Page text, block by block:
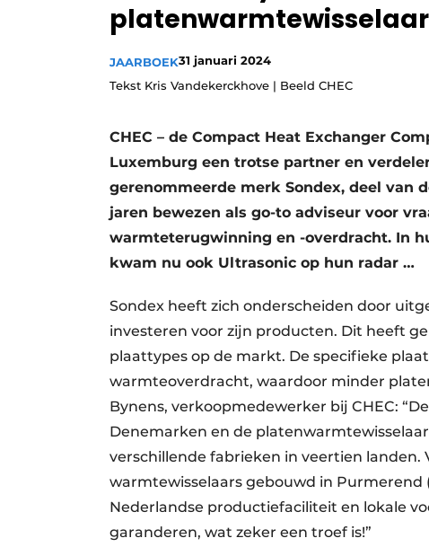
Vacature aanmelden
Video’s
JAARBOEK31 januari 2024
Tekst Kris Vandekerckhove | Beeld CHEC
CHEC – de Compact Heat Exchanger
Luxemburg een trotse partner en
gerenommeerde merk Sondex, deel van
jaren bewezen als go-to adviseur voor
warmteterugwinning en -overdracht. In
kwam nu ook Ultrasonic op hun radar …
Sondex heeft zich onderscheiden door
investeren voor zijn producten. Dit heeft
plaattypes op de markt. De specifieke
warmteoverdracht, waardoor minder
Bynens, verkoopmedewerker bij CHEC:
Denemarken en de
verschillende fabrieken in veertien landen.
warmtewisselaars gebouwd in Purmerend
Nederlandse productiefaciliteit en lokale
garanderen, wat zeker een troef is!”